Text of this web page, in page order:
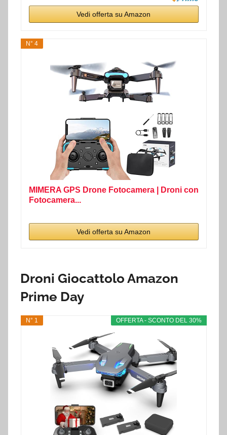
Vedi offerta su Amazon
N° 4
MIMERA GPS Drone Fotocamera | Droni con
Fotocamera...
Vedi offerta su Amazon
Droni Giocattolo Amazon
Prime Day
OFFERTA - SCONTO DEL 30%
N° 1